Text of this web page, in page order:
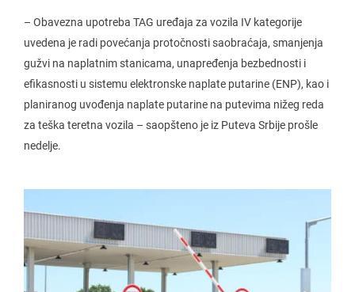
– Obavezna upotreba TAG uređaja za vozila IV kategorije
uvedena je radi povećanja protočnosti saobraćaja, smanjenja
gužvi na naplatnim stanicama, unapređenja bezbednosti i
efikasnosti u sistemu elektronske naplate putarine (ENP), kao i
planiranog uvođenja naplate putarine na putevima nižeg reda
za teška teretna vozila – saopšteno je iz Puteva Srbije prošle
nedelje.